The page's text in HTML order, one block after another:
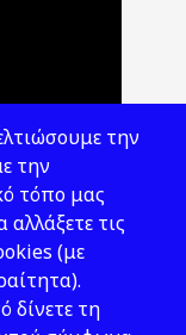
την
την
τόπο μας
αλλάξετε τις
(με
δίνετε τη